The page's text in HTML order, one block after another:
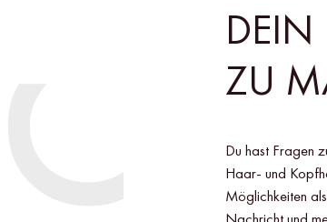
DEIN
ZU
Du hast Fragen
Haar- und
Möglichkeiten